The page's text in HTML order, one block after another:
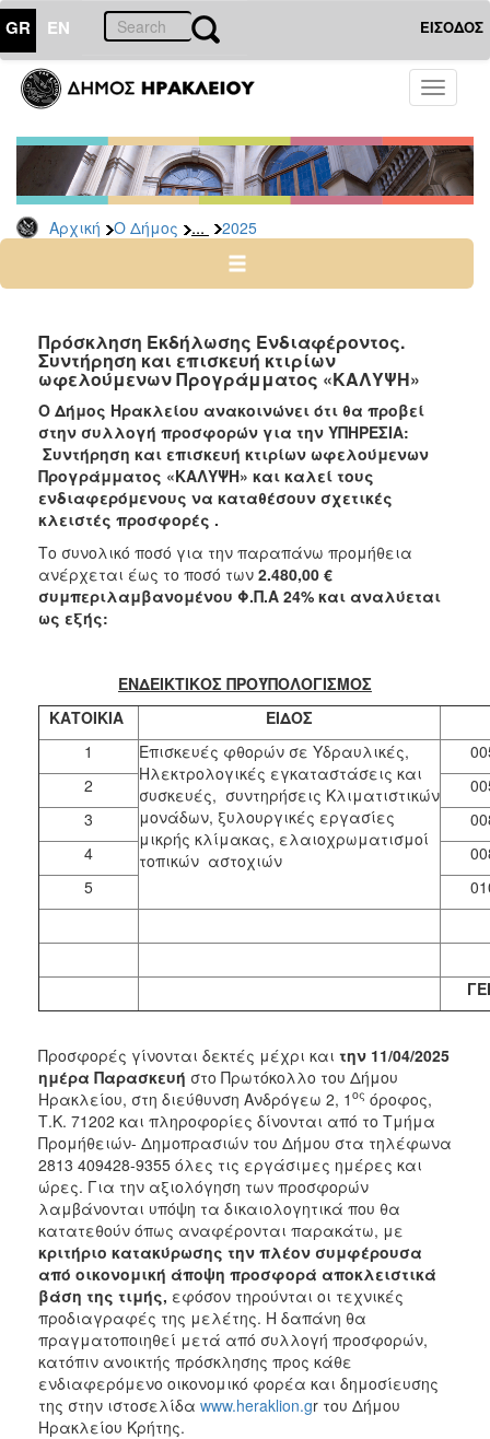
GR EN ΕΙΣΟΔΟΣ
Toggle
Αρχική Ο Δήμος ... 2025
ΔΗΜΟΣ
Διακηρύξεις
Δημοπρασίες
Αρχείο
2025
2023
2022
2021
2020
2019
2018
2017
2016
2015
ΤΟΠΟΣ
ΠΟΛΙΤΙΣΜΟΣ
ΑΝΘΕΚΤΙΚΗ
Πρόσκληση Εκδήλωσης Ενδιαφέροντος.
Συντήρηση και επισκευή κτιρίων
ωφελούμενων Προγράμματος «ΚΑΛΥΨΗ»
Ο Δήμος Ηρακλείου ανακοινώνει ότι θα προβεί
στην συλλογή προσφορών για την ΥΠΗΡΕΣΙΑ:
Συντήρηση και επισκευή κτιρίων ωφελούμενων
Προγράμματος «ΚΑΛΥΨΗ» και καλεί τους
ενδιαφερόμενους να καταθέσουν σχετικές
κλειστές προσφορές .
Το συνολικό ποσό για την παραπάνω προμήθεια
ανέρχεται έως το ποσό των 2.480,00 €
συμπεριλαμβανομένου Φ.Π.Α 24% και αναλύεται
ως εξής:
ΕΝΔΕΙΚΤΙΚΟΣ ΠΡΟΫΠΟΛΟΓΙΣΜΟΣ
ΚΑΤΟΙΚΙΑ
ΕΙΔΟΣ
1
Επισκευές φθορών σε Υδραυλικές,
Ηλεκτρολογικές εγκαταστάσεις και
συσκευές, συντηρήσεις Κλιματιστικών
μονάδων, ξυλουργικές εργασίες
μικρής κλίμακας, ελαιοχρωματισμοί
τοπικών αστοχιών
2
3
4
5
Προσφορές γίνονται δεκτές μέχρι και την 11/04/2025
ημέρα Παρασκευή στο Πρωτόκολλο του Δήμου
Ηρακλείου, στη διεύθυνση Ανδρόγεω 2, 1 ος όροφος,
Τ.Κ. 71202 και πληροφορίες δίνονται από το Τμήμα
Προμήθειών- Δημοπρασιών του Δήμου στα τηλέφωνα
2813 409428-9355 όλες τις εργάσιμες ημέρες και
ώρες. Για την αξιολόγηση των προσφορών
λαμβάνονται υπόψη τα δικαιολογητικά που θα
κατατεθούν όπως αναφέρονται παρακάτω, με
κριτήριο κατακύρωσης την πλέον συμφέρουσα
από οικονομική άποψη προσφορά αποκλειστικά
βάση της τιμής, εφόσον τηρούνται οι τεχνικές
προδιαγραφές της μελέτης. Η δαπάνη θα
πραγματοποιηθεί μετά από συλλογή προσφορών,
κατόπιν ανοικτής πρόσκλησης προς κάθε
ενδιαφερόμενο οικονομικό φορέα και δημοσίευσης
της στην ιστοσελίδα www.heraklion.gr του Δήμου
Ηρακλείου Κρήτης.